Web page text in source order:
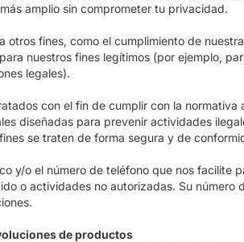
amplio sin comprometer tu privacidad.
otros fines, como el cumplimiento de
nuestros fines legítimos (por ejemplo,
legales).
con el fin de cumplir con la
diseñadas para prevenir actividades
se traten de forma segura y de
y/o el número de teléfono que nos
o actividades no autorizadas. Su
de productos